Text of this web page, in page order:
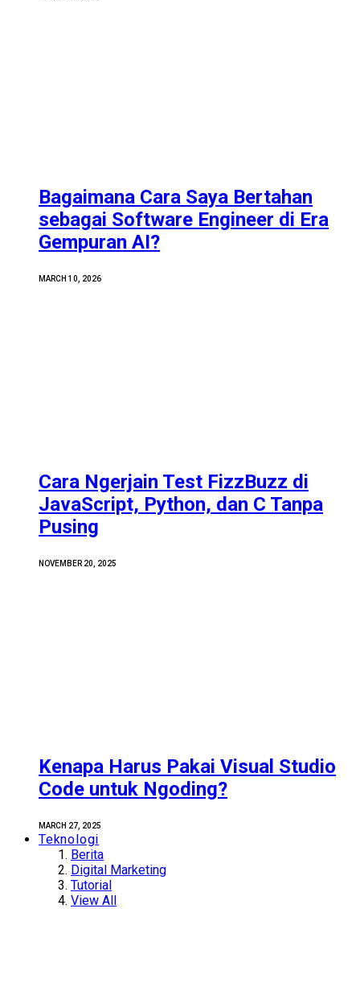
Bagaimana Cara Saya Bertahan
sebagai Software Engineer di Era
Gempuran AI?
MARCH 10, 2026
Cara Ngerjain Test FizzBuzz di
JavaScript, Python, dan C Tanpa
Pusing
NOVEMBER 20, 2025
Kenapa Harus Pakai Visual Studio
Code untuk Ngoding?
MARCH 27, 2025
Teknologi
Berita
Digital Marketing
Tutorial
View All